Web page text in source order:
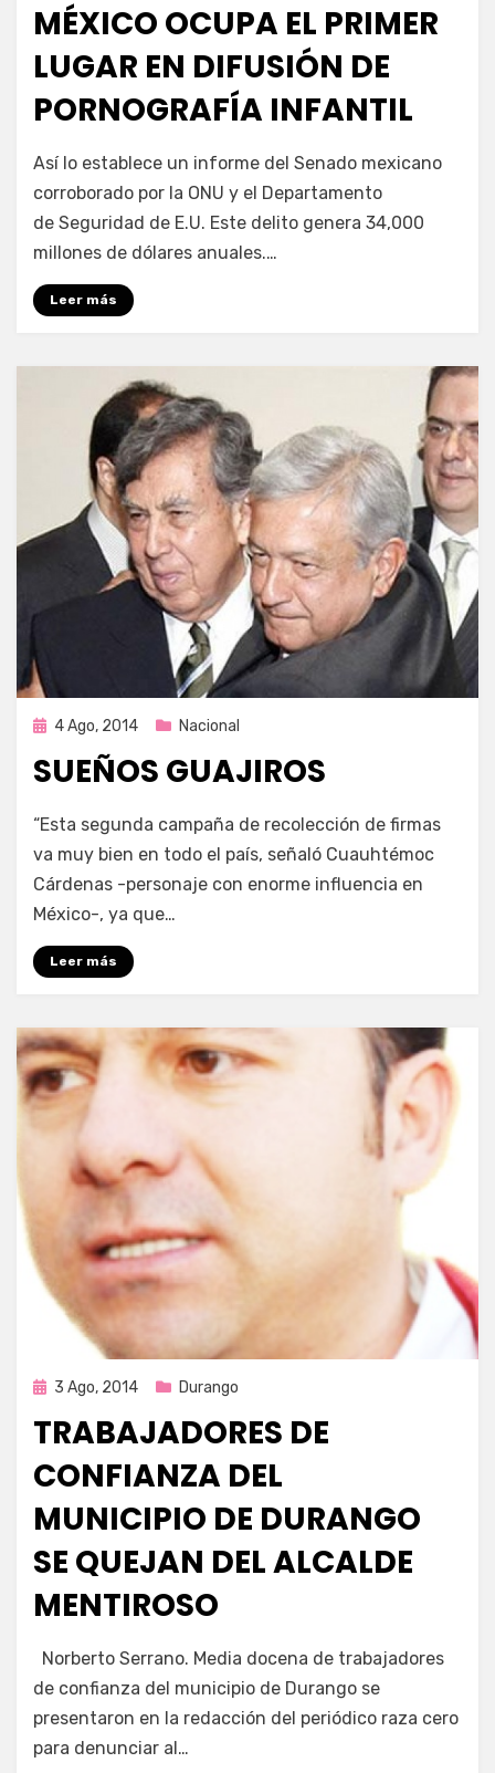
MÉXICO OCUPA EL PRIMER
LUGAR EN DIFUSIÓN DE
PORNOGRAFÍA INFANTIL
por Enrique
Así lo establece un informe del Senado mexicano
corroborado por la ONU y el Departamento
de Seguridad de E.U. Este delito genera 34,000
millones de dólares anuales.…
Leer más
Publicada
4 Ago, 2014 Nacional
SUEÑOS GUAJIROS
por
“Esta segunda campaña de recolección de firmas
va muy bien en todo el país, señaló Cuauhtémoc
Cárdenas -personaje con enorme influencia en
México-, ya que…
Leer más
Publicada
3 Ago, 2014 Durango
TRABAJADORES DE
CONFIANZA DEL
MUNICIPIO DE DURANGO
SE QUEJAN DEL ALCALDE
MENTIROSO
por Enrique
Norberto Serrano. Media docena de trabajadores
de confianza del municipio de Durango se
presentaron en la redacción del periódico raza cero
para denunciar al…